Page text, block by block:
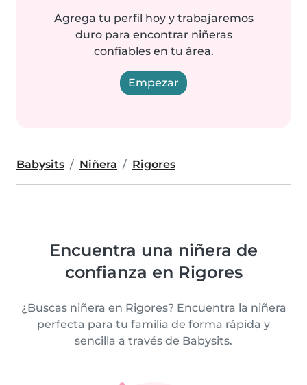
Agrega tu perfil hoy y trabajaremos
duro para encontrar niñeras
confiables en tu área.
Empezar
Babysits Niñera Rigores
Encuentra una niñera de
confianza en Rigores
¿Buscas niñera en Rigores? Encuentra la niñera
perfecta para tu familia de forma rápida y
sencilla a través de Babysits.